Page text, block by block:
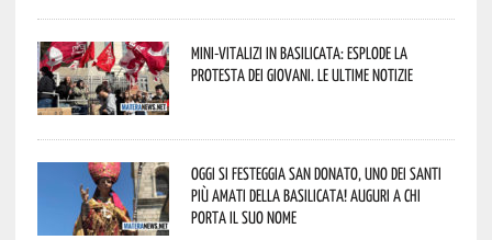
Mini-vitalizi in Basilicata: esplode la
protesta dei giovani. Le ultime notizie
Oggi si festeggia San Donato, uno dei Santi
più amati della Basilicata! Auguri a chi
porta il suo nome